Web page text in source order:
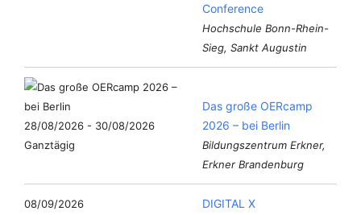
Conference
Hochschule Bonn-Rhein-
Sieg, Sankt Augustin
28/08/2026 - 30/08/2026
Ganztägig
Das große OERcamp
2026 – bei Berlin
Bildungszentrum Erkner,
Erkner Brandenburg
08/09/2026
DIGITAL X